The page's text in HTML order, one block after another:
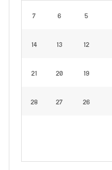
5
6
7
12
13
14
19
20
21
26
27
28